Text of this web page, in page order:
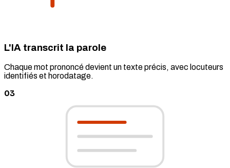
L'IA transcrit la parole
Chaque mot prononcé devient un texte précis, avec locuteurs
identifiés et horodatage.
03